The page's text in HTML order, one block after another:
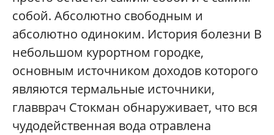
собой. Абсолютно свободным и
абсолютно одиноким. История болезни В
небольшом курортном городке,
основным источником доходов которого
являются термальные источники,
главврач Стокман обнаруживает, что вся
чудодейственная вода отравлена